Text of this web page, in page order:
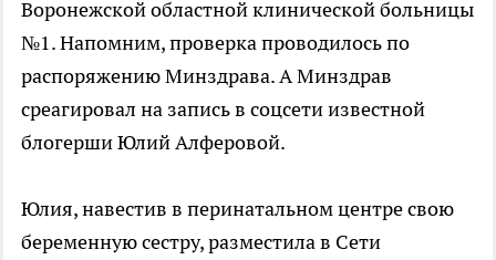
Воронежской областной клинической больницы
№1. Напомним, проверка проводилось по
распоряжению Минздрава. А Минздрав
среагировал на запись в соцсети известной
блогерши Юлий Алферовой.
Юлия, навестив в перинатальном центре свою
беременную сестру, разместила в Сети